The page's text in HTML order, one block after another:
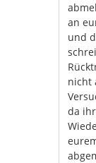
an
und
nicht
da